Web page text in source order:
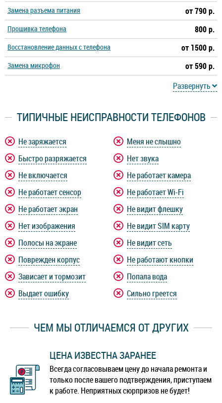
Замена разъема питания от 790 р.
Прошивка телефона 800 р.
Восстановление данных с телефона от 1500 р.
Замена микрофон
от 590 р.
Развернуть
ТИПИЧНЫЕ НЕИСПРАВНОСТИ ТЕЛЕФОНОВ
Не заряжается
Быстро разряжается
Не включается
Не работает сенсор
Не работает экран
Нет изображения
Полосы на экране
Поврежден корпус
Зависает и тормозит
Выдает ошибку
Меня не слышно
Нет звука
Не работает камера
Не работает Wi-Fi
Не видит флешку
Не видит SIM карту
Не видит сеть
Не работают кнопки
Попала вода
Сильно греется
ЧЕМ МЫ ОТЛИЧАЕМСЯ ОТ ДРУГИХ
ЦЕНА ИЗВЕСТНА ЗАРАНЕЕ
Всегда согласовываем цену до начала ремонта и
только после вашего подтверждения, приступаем
к работе. Неприятных сюрпризов не будет!